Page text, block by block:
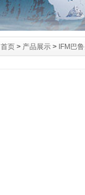
首页 > 产品展示 > IFM巴